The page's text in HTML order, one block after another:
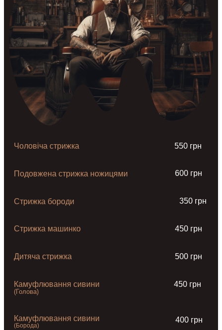
Чоловіча стрижка 550 грн
Подовжена стрижка ножицями 600 грн
Стрижка бороди 350 грн
Стрижка машинко 450 грн
Дитяча стрижка 500 грн
Камуфлювання сивини
(Голова)
450 грн
Камуфлювання сивини
(Борода)
400 грн